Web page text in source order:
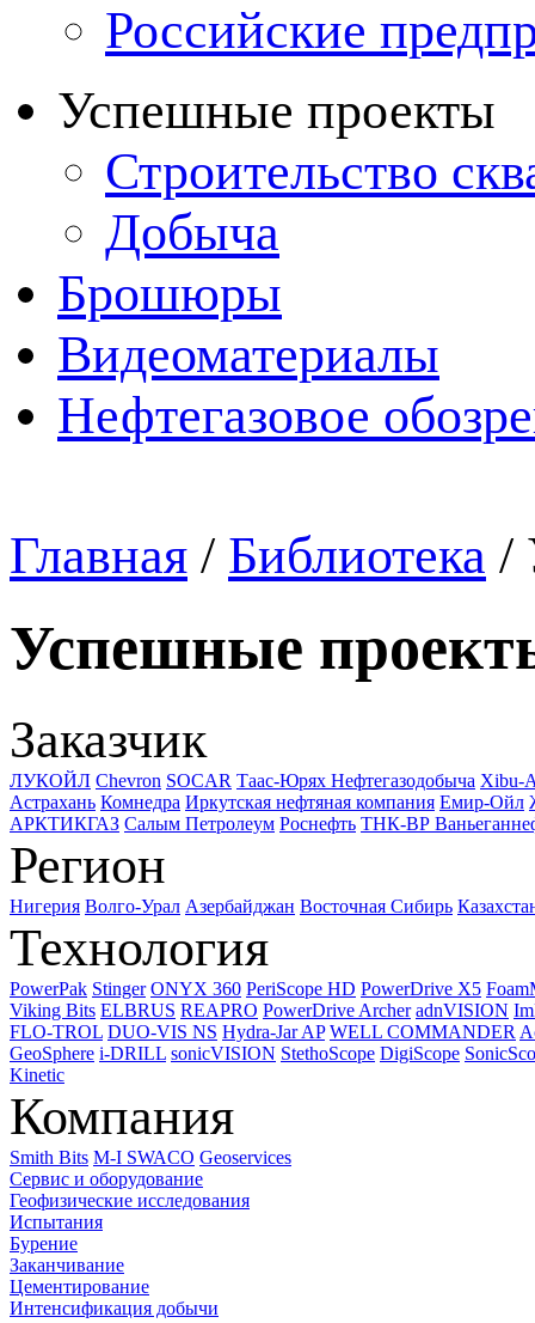
Российские
Успешные проекты
Строительство
Добыча
Брошюры
Видеоматериалы
Нефтегазовое
Главная / Библиотека /
Успешные
Заказчик
ЛУКОЙЛ Chevron SOCAR Таас-Юрях Нефтегазодобыча Xibu-
Астрахань Комнедра Иркутская нефтяная компания Емир-Ойл
АРКТИКГАЗ Салым Петролеум Роснефть ТНК-ВР
Регион
Нигерия Волго-Урал Азербайджан Восточная Сибирь
Технология
PowerPak Stinger ONYX 360 PeriScope HD PowerDrive X5
Viking Bits ELBRUS REAPRO PowerDrive Archer adnVISION
FLO-TROL DUO-VIS NS Hydra-Jar AP WELL COMMANDER
GeoSphere i-DRILL sonicVISION StethoScope DigiScope
Kinetic
Компания
Smith Bits M-I SWACO Geoservices
Сервис и оборудование
Геофизические исследования
Испытания
Бурение
Заканчивание
Цементирование
Интенсификация добычи